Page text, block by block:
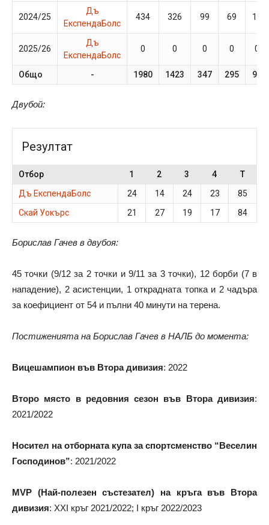
2024/25
Дъ
ЕкспендаБолс
434 326 99 69 19
2025/26
Дъ
ЕкспендаБолс
0 0 0 0 0
Общо - 1980 1423 347 295 94
Двубой:
Резултат
Отбор 1 2 3 4
T
Дъ ЕкспендаБолс
24 14 24 23
85
Скай Уокърс
21 27 19 17 84
Борислав Гачев в двубоя:
45 точки (9/12 за 2 точки и 9/11 за 3 точки), 12 борби (7 в
нападение), 2 асистенции, 1 открадната топка и 2 чадъра
за коефициент от 54 и пълни 40 минути на терена.
Постиженията на Борислав Гачев в НАЛБ до момента:
Вицешампион във Втора дивизия: 2022
Второ място в редовния сезон във Втора дивизия:
2021/2022
Носител на отборната купа за спортсменство “Веселин
Господинов”: 2021/2022
MVP (Най-полезен състезател) на кръга във Втора
дивизия: XXI кръг 2021/2022; I кръг 2022/2023